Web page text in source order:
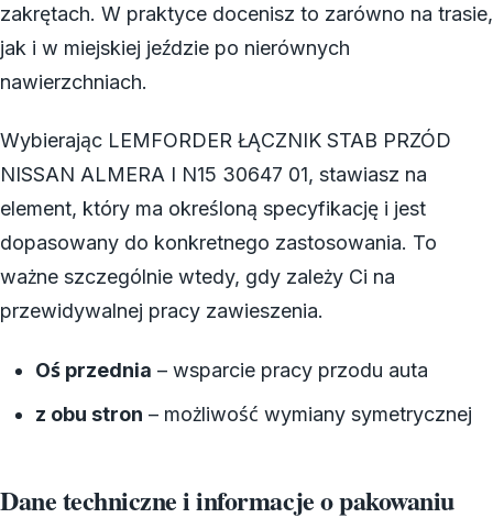
zakrętach. W praktyce docenisz to zarówno na trasie,
jak i w miejskiej jeździe po nierównych
nawierzchniach.
Wybierając LEMFORDER ŁĄCZNIK STAB PRZÓD
NISSAN ALMERA I N15 30647 01, stawiasz na
element, który ma określoną specyfikację i jest
dopasowany do konkretnego zastosowania. To
ważne szczególnie wtedy, gdy zależy Ci na
przewidywalnej pracy zawieszenia.
Oś przednia – wsparcie pracy przodu auta
z obu stron – możliwość wymiany symetrycznej
Dane techniczne i informacje o pakowaniu